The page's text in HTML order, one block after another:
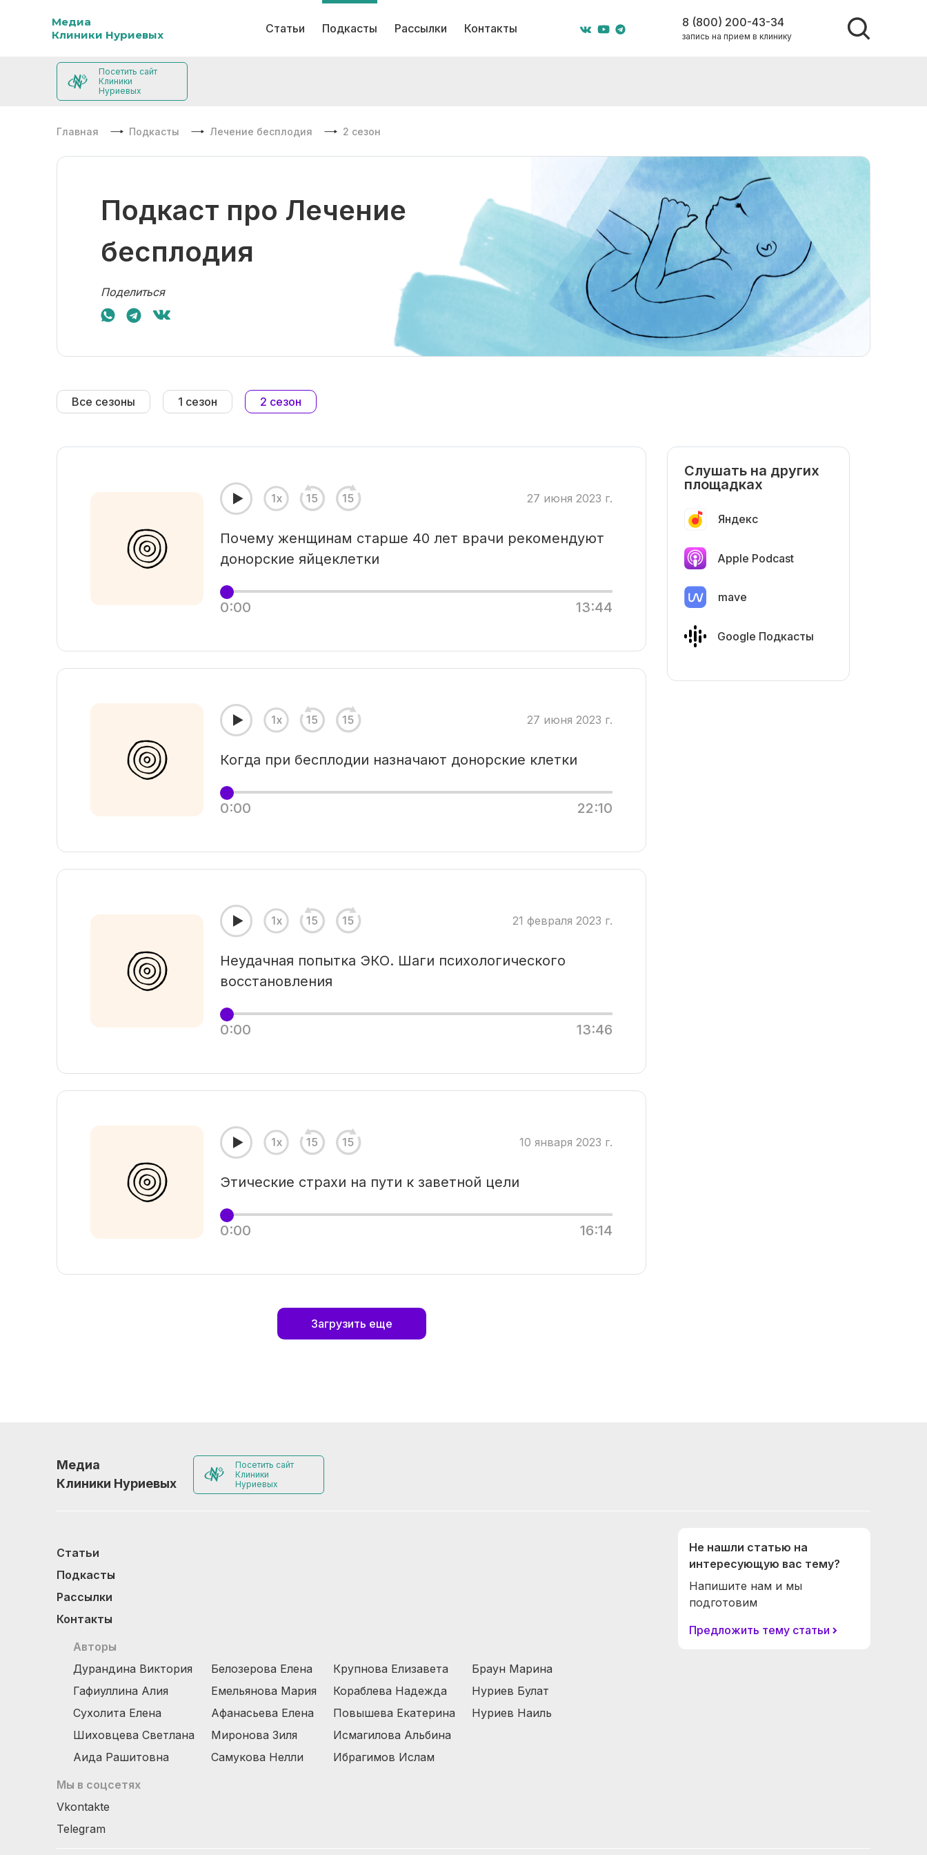
Медиа
Клиники Нуриевых
Статьи Подкасты Рассылки Контакты 8 (800) 200-43-34
запись на прием в клинику
Посетить сайт
Клиники
Нуриевых
Главная Подкасты Лечение бесплодия 2 сезон
Подкаст про Лечение
бесплодия
Поделиться
Все сезоны 1 сезон 2 сезон
27 июня 2023 г.
Почему женщинам старше 40 лет врачи рекомендуют
донорские яйцеклетки
0:00 13:44
27 июня 2023 г.
Когда при бесплодии назначают донорские клетки
0:00 22:10
21 февраля 2023 г.
Неудачная попытка ЭКО. Шаги психологического
восстановления
0:00 13:46
10 января 2023 г.
Этические страхи на пути к заветной цели
0:00 16:14
Загрузить еще
Слушать на других
площадках
Яндекс
Apple Podcast
mave
Google Подкасты
Медиа
Клиники Нуриевых
Посетить сайт
Клиники
Нуриевых
Статьи
Подкасты
Рассылки
Контакты
Авторы
Дурандина Виктория
Гафиуллина Алия
Сухолита Елена
Шиховцева Светлана
Аида Рашитовна
Белозерова Елена
Емельянова Мария
Афанасьева Елена
Миронова Зиля
Самукова Нелли
Крупнова Елизавета
Кораблева Надежда
Повышева Екатерина
Исмагилова Альбина
Ибрагимов Ислам
Браун Марина
Нуриев Булат
Нуриев Наиль
Мы в соцсетях
Vkontakte
Telegram
Не нашли статью на
интересующую вас тему?
Напишите нам и мы
подготовим
Предложить тему статьи